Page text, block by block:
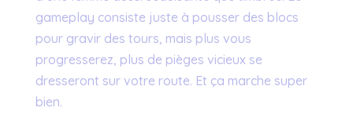
gameplay consiste juste à pousser des blocs
pour gravir des tours, mais plus vous
progresserez, plus de pièges vicieux se
dresseront sur votre route. Et ça marche super
bien.